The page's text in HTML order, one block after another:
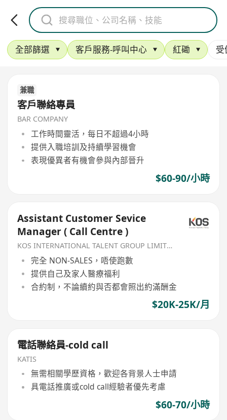
全部篩選 客戶服務-呼叫中心 紅磡 受
兼職
客戶聯絡專員
BAR COMPANY
工作時間靈活，每日不超過4小時
提供入職培訓及持續學習機會
表現優異者有機會參與內部晉升
$60-90/小時
Assistant Customer Sevice
Manager ( Call Centre )
KOS INTERNATIONAL TALENT GROUP LIMITED
完全 NON-SALES，唔使跑數
提供自己及家人醫療福利
合約制，不論續約與否都會照出約滿酬金
$20K-25K/月
電話聯絡員-cold call
KATIS
無需相關學歷資格，歡迎各背景人士申請
具電話推廣或cold call經驗者優先考慮
$60-70/小時